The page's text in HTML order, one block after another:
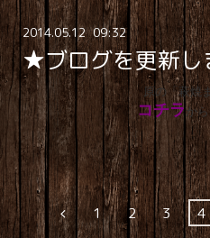
2014.05.12 09:32
★ブログを更新し
原の「萩焼
コチラか
1 2 3 4